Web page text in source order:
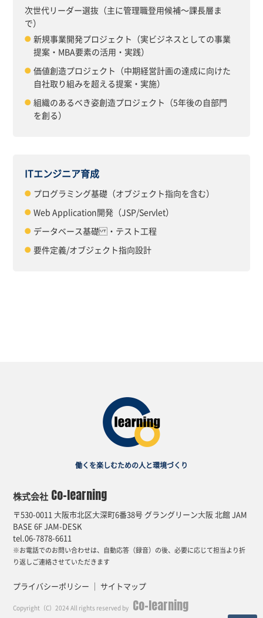
次世代リーダー選抜（主に管理職登用候補〜課長層ま
で）
新規事業開発プロジェクト（実ビジネスとしての事業
提案・MBA要素の活用・実践）
価値創造プロジェクト（中期経営計画の達成に向けた
自社取り組みを超える提案・実施）
組織のあるべき姿創造プロジェクト（5年後の自部門
を創る）
ITエンジニア育成
プログラミング基礎（オブジェクト指向を含む）
Web Application開発（JSP/Servlet）
データベース基礎 ・テスト工程
要件定義/オブジェクト指向設計
働くを楽しむための人と環境づくり
株式会社 Co-learning
〒530-0011 ⼤阪市北区⼤深町6番38号 グラングリーン⼤阪 北館 JAM
BASE 6F JAM-DESK
tel.06-7878-6611
※お電話でのお問い合わせは、自動応答（録音）の後、必要に応じて担当より折
り返しご連絡させていただきます
プライバシーポリシー ｜サイトマップ
Copyright（C）2024 All rights reserved by Co-learning